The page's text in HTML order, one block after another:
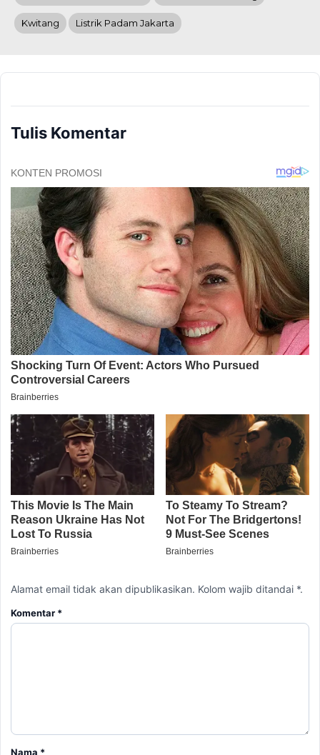
Kwitang Listrik Padam Jakarta
Tulis Komentar
Alamat email tidak akan dipublikasikan. Kolom wajib ditandai *.
Komentar *
Nama *